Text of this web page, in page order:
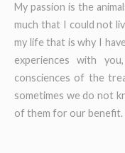
My passion is the
much that I could not
my life that is why I
experiences with
consciences of the
sometimes we do not
of them for our benefit.